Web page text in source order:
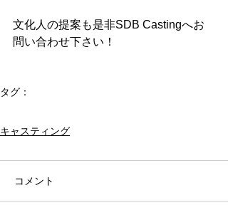
文化人の提案も是非SDB Castingへお
問い合わせ下さい！
タグ：
キャスティング
コメント